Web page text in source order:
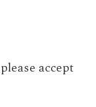
accept